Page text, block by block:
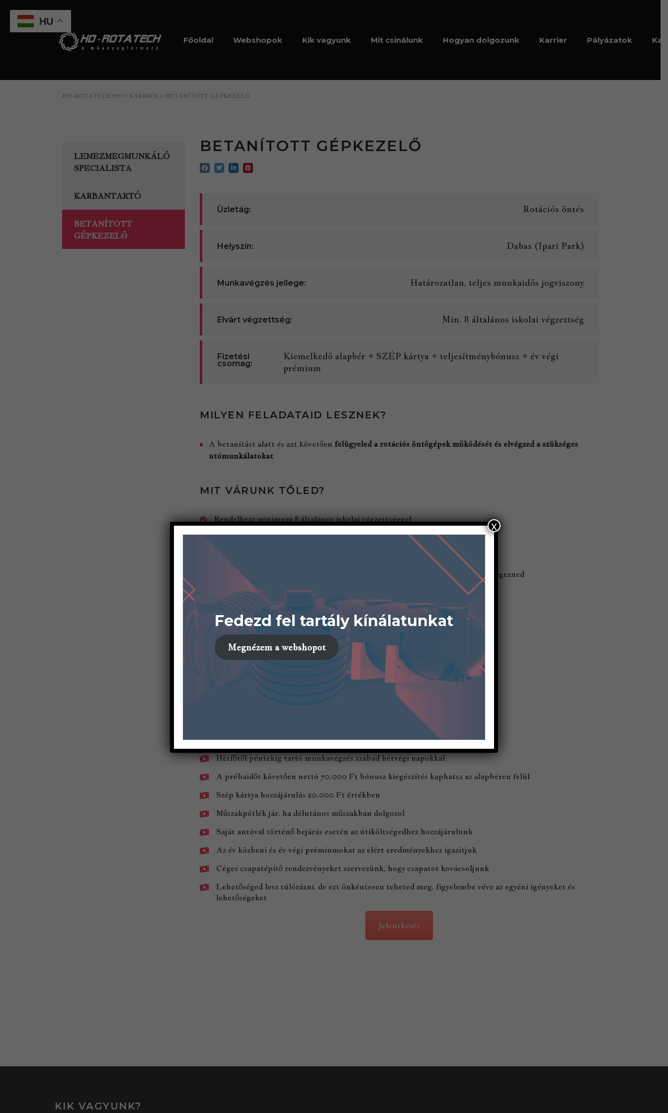
Főoldal Webshopok Kik vagyunk Mit csinálunk Hogyan dolgozunk Karrier Pályázatok
HD-ROTATECH.HU > KARRIER > BETANÍTOTT GÉPKEZELŐ
BETANÍTOTT GÉPKEZELŐ
Üzletág: Rotációs öntés
Helyszín: Dabas (Ipari Park)
Munkavégzés jellege: Határozatlan, teljes munkaidős jogviszony
Elvárt végzettség: Min. 8 általános iskolai végzettség
Fizetési
csomag:
Kiemelkedő alapbér + SZÉP kártya + teljesítménybónusz + év végi
prémium
MILYEN FELADATAID LESZNEK?
A betanítást alatt és azt követően felügyeled a rotációs öntőgépek működését és elvégzed a szükséges
utómunkálatokat
MIT VÁRUNK TŐLED?
Rendelkezz minimum 8 általános iskolai végzettséggel
Beosztás szerinti munkarendben kell dolgoznod
Rendelkezz kitartó, pozitív hozzáállással
Rendelkezz megfelelő fizikummal mert közepesen nehéz fizikai munkát kell végezned
ELŐNYT JELENT:
Ha tapasztalatot szereztél a fémipari vagy műanyag termék gyártás területén
Ha van tapasztalatod az elektromos kéziszerszámok használatában
Van targoncavezetői jogosítványod
Ha középiskolai végzettséggel rendelkezel
Megegyezés szerinti fizetés és szakmai fejlődési lehetőség
Hétfőtől péntekig tartó munkavégzés szabad hétvégi napokkal
A próbaidőt követően nettó 70.000 Ft bónusz kiegészítés kaphatsz az alapbéren felül
Szép kártya hozzájárulás 20.000 Ft értékben
Műszakpótlék jár, ha délutános műszakban dolgozol
Saját autóval történő bejárás esetén az útiköltségedhez hozzájárulunk
Az év közbeni és év végi prémiumokat az elért eredményekhez igazítjuk​
Céges csapatépítő rendezvényeket szervezünk, hogy csapatot kovácsoljunk
Lehetőséged lesz túlórázni, de ezt önkéntesen teheted meg, figyelembe véve az egyéni igényeket és
lehetőségeket
Jelentkezés
LEMEZMEGMUNKÁLÓ
SPECIALISTA
KARBANTARTÓ
BETANÍTOTT
GÉPKEZELŐ
KIK VAGYUNK?
HU
Fedezd fel tartály kínálatunkat
Megnézem a webshopot
x